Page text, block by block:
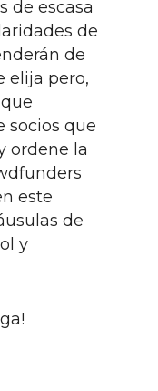
de escasa
de
de
elija pero,
socios que
ordene la
este
de
y